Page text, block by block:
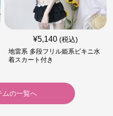
¥5,140 (税込)
地雷系 多段フリル姫系ビキニ水
着スカート付き
ムの一覧へ